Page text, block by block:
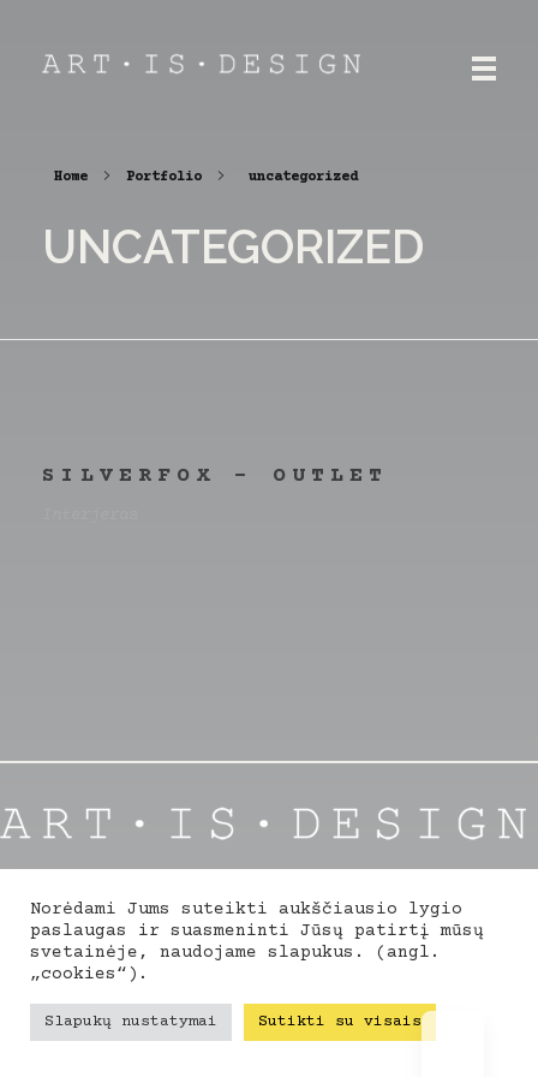
Home Portfolio uncategorized
UNCATEGORIZED
SILVERFOX – OUTLET
ART.IS.DESIGN
Architektūra | Interjeras | Dizainas
Facebook Instagram Linkedin
2026 metų spalva · PANTONE 11-4201 Cloud Dancer
ART.IS.DESIGN.
Norėdami Jums suteikti aukščiausio lygio
paslaugas ir suasmeninti Jūsų patirtį mūsų
svetainėje, naudojame slapukus. (angl.
„cookies“).
Slapukų nustatymai Sutikti su visais